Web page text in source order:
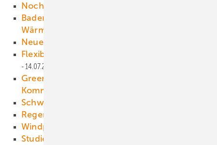
Noch kein Tanken nach Netzlast
Baden-Württemberg fördert auch künftig
Wärmenetze
Neuer IEA-Windtechnikchef­
Flexibilisierte Einspeisung gestärkt
14.07.2021
Greenwashing mit Segen der EU-
Kommission
Schweißroboter für das Jacket
Regenerativ ist kostengünstig
Windpotenzial ausschöpfen
Studie untersucht ­Wasserstoffbedarf